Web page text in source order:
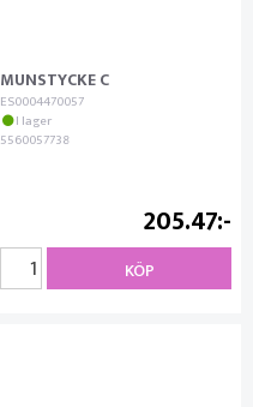
MUNSTYCKE C
ES0004470057
I lager
5560057738
205.47
KÖP